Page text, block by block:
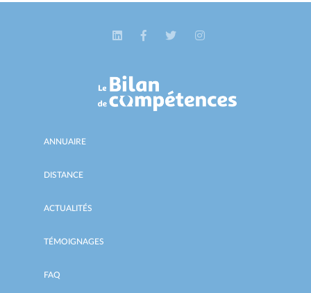
ANNUAIRE
DISTANCE
ACTUALITÉS
TÉMOIGNAGES
FAQ